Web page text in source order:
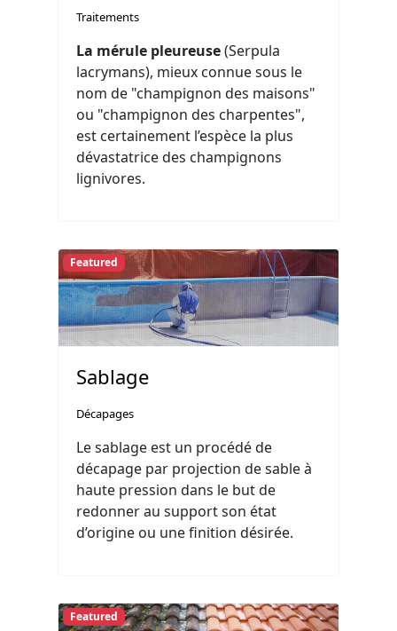
Traitements
La mérule pleureuse(Serpula
lacrymans), mieux connue sous le
nom de "champignon des maisons"
ou "champignon des charpentes",
est certainement l’espèce la plus
dévastatrice des champignons
lignivores.
Featured
Sablage
Décapages
Le sablage est un procédé de
décapage par projection de sable à
haute pression dans le but de
redonner au support son état
d’origine ou une finition désirée.
Featured